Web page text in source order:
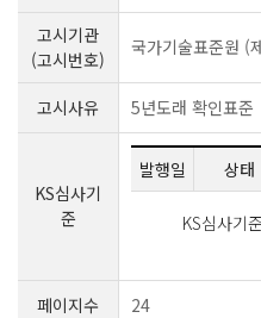
고시기관
(고시번호)
국가기술표준원 (
고시사유 5년도래 확인표준
KS심사기
준
발행일 상태
KS심사기
페이지수 24